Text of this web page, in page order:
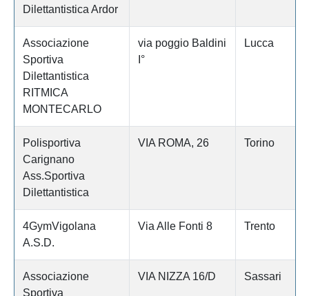
Dilettantistica Ardor
Associazione
Sportiva
Dilettantistica
RITMICA
MONTECARLO
via poggio Baldini
I°
Lucca
Polisportiva
Carignano
Ass.Sportiva
Dilettantistica
VIA ROMA, 26 Torino
4GymVigolana
A.S.D.
Via Alle Fonti 8 Trento
Associazione
Sportiva
VIA NIZZA 16/D Sassari